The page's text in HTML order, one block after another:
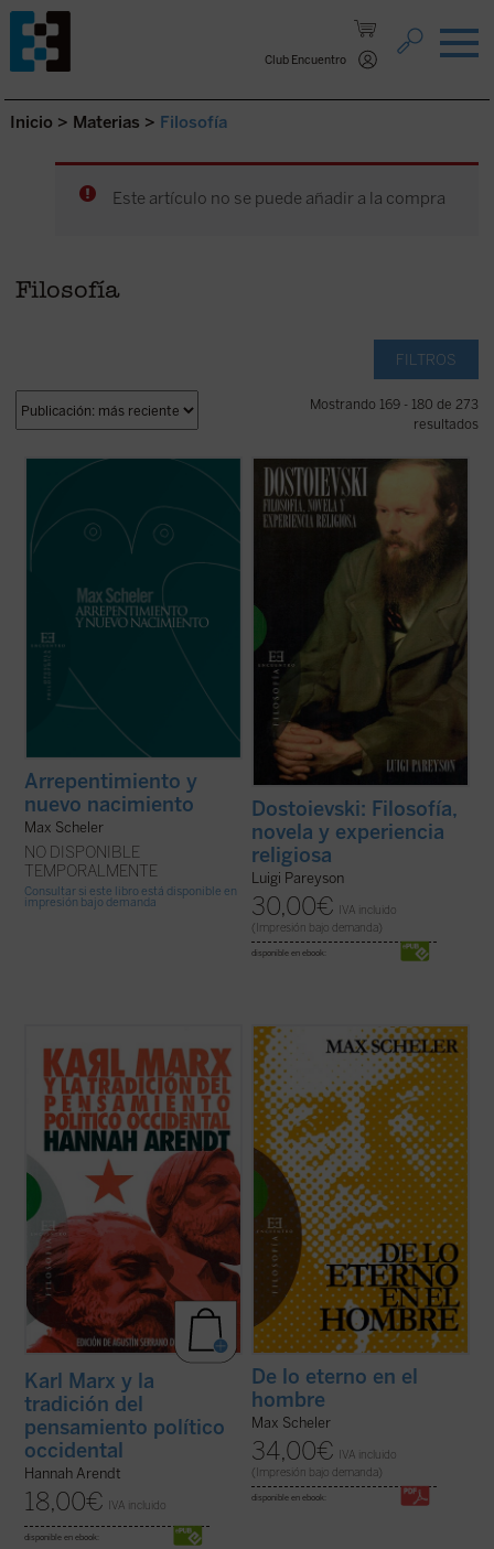
Club Encuentro
Saltar al contenido.
Inicio > Materias > Filosofía
Este artículo no se puede añadir a la compra
Filosofía
FILTROS
Mostrando 169 - 180 de 273
resultados
«El arrepentimiento es la poderosa fuerza
de autorregeneración del mundo moral que
[...]
mira
hacia atrás con una mirada
llorosa, pero sin embargo
actúaalegre y
poderoso hacia el futuro, ...
Arrepentimiento y
nuevo nacimiento
Max Scheler
NO DISPONIBLE
TEMPORALMENTE
Consultar si este libro está disponible en
impresión bajo demanda
El lector encontrará en este libro uno de los
mejores estudios sobre la obra y el
pensamiento de Dostoievski. Más allá de
los aspectos puramente literarios, que
hicieron del autor ruso un escritor
universal, sus obras reflejan una
(ver ficha)
Dostoievski: Filosofía,
novela y experiencia
religiosa
Luigi Pareyson
30,00€
IVA incluido
(Impresión bajo demanda)
disponible en ebook:
político occidental
fue escrito en un
momento crucial de la biografía intelectual
de Arendt, y en él se perfila por primera
vez la tesis fundamental de la autora de
que la obra de Marx suponía la ...(ver ficha)
Karl Marx y la
tradición del
pensamiento político
occidental
Hannah Arendt
18,00€ IVA incluido
disponible en ebook:
Traducción del alemán por Julián Marías y
Javier Olmo.
Primera traducción completa al castellano
de una obra cumbre de la filosofía de la
religión del siglo XX. Max Scheler, un genio
de «estilo deslumbrante y seductor» que
«habla ...(ver ficha)
De lo eterno en el
hombre
Max Scheler
34,00€
IVA incluido
(Impresión bajo demanda)
disponible en ebook: